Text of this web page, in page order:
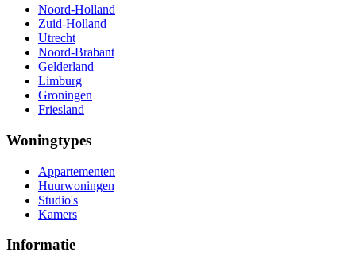
Noord-Holland
Zuid-Holland
Utrecht
Noord-Brabant
Gelderland
Limburg
Groningen
Friesland
Woningtypes
Appartementen
Huurwoningen
Studio's
Kamers
Informatie